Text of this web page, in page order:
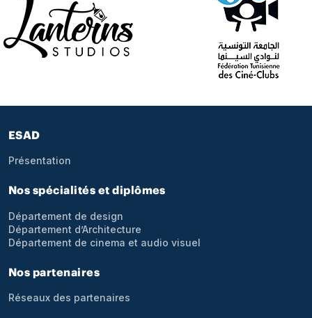
Pied de page
ESAD
Présentation
Nos spécialités et diplômes
Département de design
Département d’Architecture
Département de cinema et audio visuel
Nos partenaires
Réseaux des partenaires